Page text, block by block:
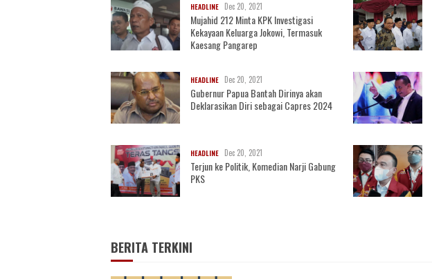
HEADLINE Dec 20, 2021
Mujahid 212 Minta KPK Investigasi
Kekayaan Keluarga Jokowi, Termasuk
Kaesang Pangarep
HEADLINE Dec 20, 2021
Gubernur Papua Bantah Dirinya akan
Deklarasikan Diri sebagai Capres 2024
HEADLINE Dec 20, 2021
Terjun ke Politik, Komedian Narji Gabung
PKS
BERITA TERKINI